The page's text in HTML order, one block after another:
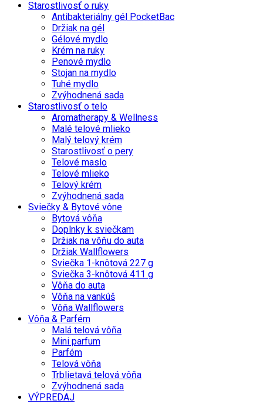
Starostlivosť o ruky
Antibakteriálny gél PocketBac
Držiak na gél
Gélové mydlo
Krém na ruky
Penové mydlo
Stojan na mydlo
Tuhé mydlo
Zvýhodnená sada
Starostlivosť o telo
Aromatherapy & Wellness
Malé telové mlieko
Malý telový krém
Starostlivosť o pery
Telové maslo
Telové mlieko
Telový krém
Zvýhodnená sada
Sviečky & Bytové vône
Bytová vôňa
Doplnky k sviečkam
Držiak na vôňu do auta
Držiak Wallflowers
Sviečka 1-knôtová 227 g
Sviečka 3-knôtová 411 g
Vôňa do auta
Vôňa na vankúš
Vôňa Wallflowers
Vôňa & Parfém
Malá telová vôňa
Mini parfum
Parfém
Telová vôňa
Trblietavá telová vôňa
Zvýhodnená sada
VÝPREDAJ